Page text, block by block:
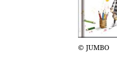
© JUMBO